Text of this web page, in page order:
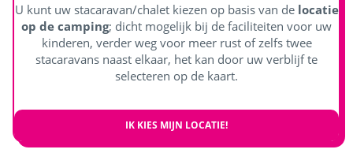
U kunt uw stacaravan/chalet kiezen op basis van delocatie
op de camping; dicht mogelijk bij de faciliteiten voor uw
kinderen, verder weg voor meer rust of zelfs twee
stacaravans naast elkaar, het kan door uw verblijf te
selecteren op de kaart.
IK KIES MIJN LOCATIE!